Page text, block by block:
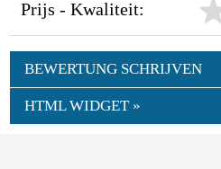
Prijs - Kwaliteit:
BEWERTUNG SCHRIJVEN
HTML WIDGET »